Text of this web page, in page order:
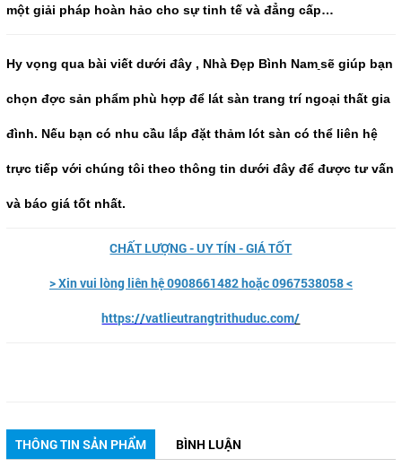
một giải pháp hoàn hảo cho sự tinh tế và đẳng cấp…
Hy vọng qua bài viết dưới đây , Nhà Đẹp Bình Nam sẽ giúp bạn
chọn đợc sản phẩm phù hợp để lát sàn trang trí ngoại thất gia
đình. Nếu bạn có nhu cầu lắp đặt thảm lót sàn có thể liên hệ
trực tiếp với chúng tôi theo thông tin dưới đây để được tư vấn
và báo giá tốt nhất.
CHẤT LƯỢNG - UY TÍN - GIÁ TỐT
> Xin vui lòng liên hệ 0908661482 hoặc 0967538058 <
https://vatlieutrangtrithuduc.com/
THÔNG TIN SẢN PHẨM BÌNH LUẬN